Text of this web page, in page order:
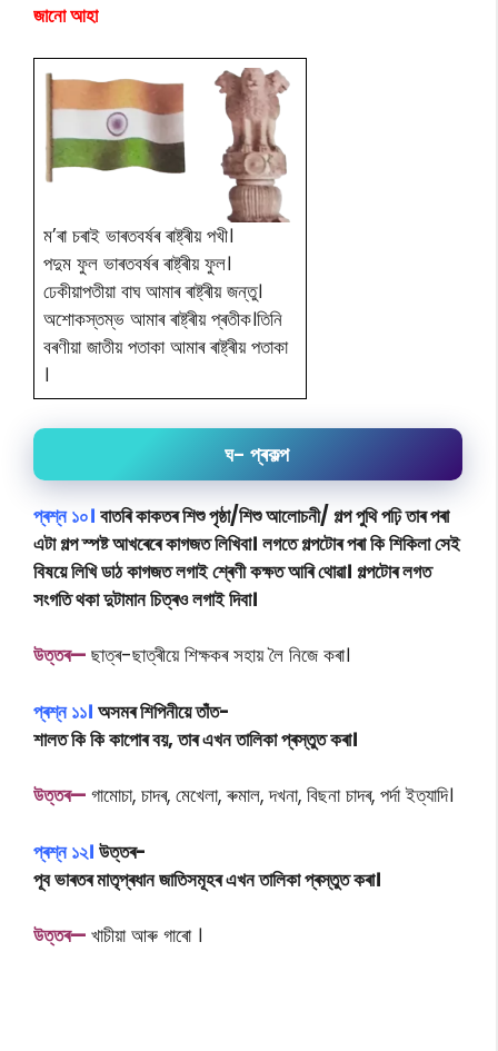
জানো আহা
ম’ৰা চৰাই ভাৰতবৰ্ষৰ ৰাষ্ট্ৰীয় পখী।
পদুম ফুল ভাৰতবৰ্ষৰ ৰাষ্ট্ৰীয় ফুল।
ঢেকীয়াপতীয়া বাঘ আমাৰ ৰাষ্ট্ৰীয় জন্তু।
অশোকস্তম্ভ আমাৰ ৰাষ্ট্ৰীয় প্ৰতীক।তিনি
বৰণীয়া জাতীয় পতাকা আমাৰ ৰাষ্ট্ৰীয় পতাকা
।
ঘ- প্ৰকল্প
প্ৰশ্ন ১০। বাতৰি কাকতৰ শিশু পৃষ্ঠা/শিশু আলোচনী/ গল্প পুথি পঢ়ি তাৰ পৰা
এটা গল্প স্পষ্ট আখৰেৰে কাগজত লিখিবা। লগতে গল্পটোৰ পৰা কি শিকিলা সেই
বিষয়ে লিখি ডাঠ কাগজত লগাই শ্ৰেণী কক্ষত আৰি থোৱা। গল্পটোৰ লগত
সংগতি থকা দুটামান চিত্ৰও লগাই দিবা।
উত্তৰ— ছাত্ৰ-ছাত্ৰীয়ে শিক্ষকৰ সহায় লৈ নিজে কৰা।
প্ৰশ্ন ১১। অসমৰ শিপিনীয়ে তাঁত-
শালত কি কি কাপোৰ বয়, তাৰ এখন তালিকা প্ৰস্তুত কৰা।
উত্তৰ— গামোচা, চাদৰ, মেখেলা, ৰুমাল, দখনা, বিছনা চাদৰ, পৰ্দা ইত্যাদি।
প্ৰশ্ন ১২। উত্তৰ-
পূব ভাৰতৰ মাতৃপ্ৰধান জাতিসমূহৰ এখন তালিকা প্ৰস্তুত কৰা।
উত্তৰ— খাচীয়া আৰু গাৰাে ।